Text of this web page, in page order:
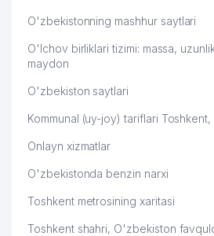
O'zbekistonning mashhur saytlari
O'lchov birliklari tizimi: massa,
maydon
O'zbekiston saytlari
Kommunal (uy-joy) tariflari Toshkent,
Onlayn xizmatlar
O'zbekistonda benzin narxi
Toshkent metrosining xaritasi
Toshkent shahri, O'zbekiston